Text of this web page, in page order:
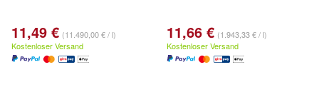
11,49 € (11.490,00 € / l)
Kostenloser Versand
11,66 € (1.943,33 € / l)
Kostenloser Versand